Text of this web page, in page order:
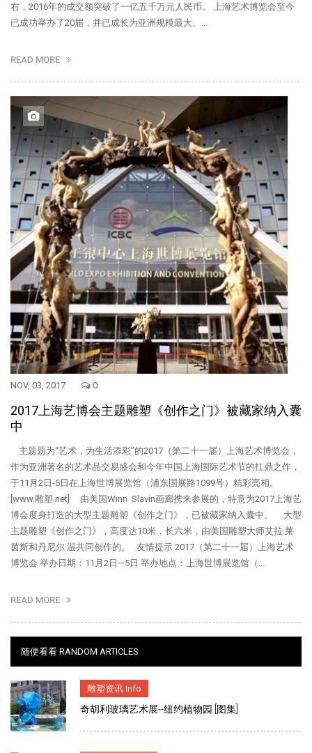
右，2016年的成交额突破了一亿五千万元人民币。 上海艺术博览会至今
已成功举办了20届，并已成长为亚洲规模最大、…
READ MORE
NOV, 03, 2017 0
2017上海艺博会主题雕塑《创作之门》被藏家纳入囊
中
主题题为“艺术，为生活添彩”的2017（第二十一届）上海艺术博览会，
作为亚洲著名的艺术品交易盛会和今年中国上海国际艺术节的扛鼎之作，
于11月2日-5日在上海世博展览馆（浦东国展路1099号）精彩亮相。
[www.雕塑.net] 由美国Winn Slavin画廊携来参展的，特意为2017上海艺
博会度身打造的大型主题雕塑《创作之门》，已被藏家纳入囊中。 大型
主题雕塑《创作之门》，高度达10米，长六米，由美国雕塑大师艾拉·莱
茵斯和丹尼尔·温共同创作的。 友情提示 2017（第二十一届）上海艺术
博览会 举办日期：11月2日—5日 举办地点：上海世博展览馆（…
READ MORE
随便看看 RANDOM ARTICLES
雕塑资讯 Info
奇胡利玻璃艺术展--纽约植物园 [图集]